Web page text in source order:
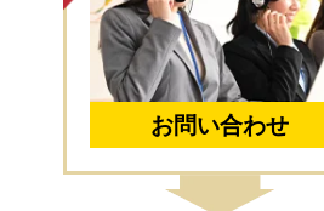
お問い合わせ